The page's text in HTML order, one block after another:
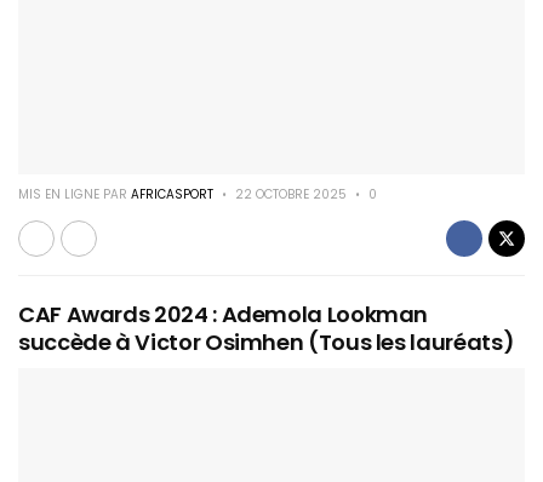
MIS EN LIGNE PAR AFRICASPORT 22 OCTOBRE 2025 0
CAF Awards 2024 : Ademola Lookman
succède à Victor Osimhen (Tous les lauréats)